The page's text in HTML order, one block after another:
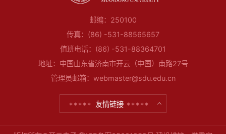
邮编：250100
传真：(86) -531-88565657
值班电话：(86) -531-88364701
地址：中国山东省济南市开云（中国）南路27号
管理员邮箱：webmaster@sdu.edu.cn
友情链接